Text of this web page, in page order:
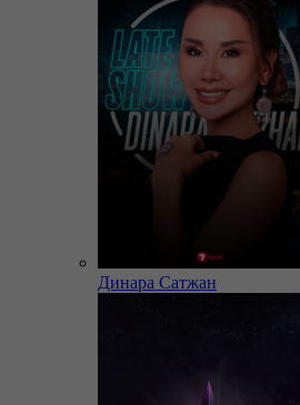
Динара Сатжан